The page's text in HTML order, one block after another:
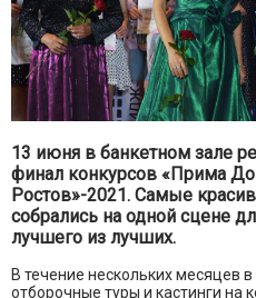
13 июня в банкетном зале
финал конкурсов «Прима
Ростов»-2021. Самые
собрались на одной сцене
лучшего из лучших.
В течение нескольких месяцев
отборочные туры и кастинги на